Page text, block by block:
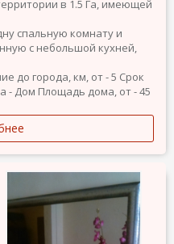
в 1.5 Га, имеющей
спальную комнату и
с небольшой кухней,
до города, км, от - 5 Срок
- Дом Площадь дома, от - 45